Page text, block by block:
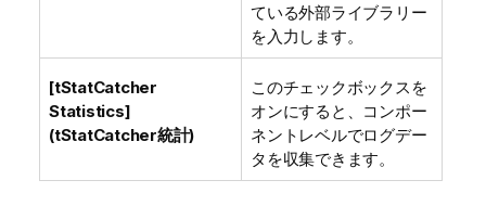
ている外部ライブラリー
を入力します。
[tStatCatcher
Statistics]
(tStatCatcher統計)
このチェックボックスを
オンにすると、コンポー
ネントレベルでログデー
タを収集できます。